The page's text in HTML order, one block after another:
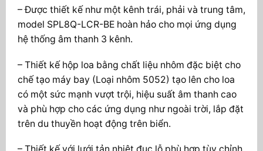
– Được thiết kế như một kênh trái, phải và trung tâm,
model SPL8Q-LCR-BE hoàn hảo cho mọi ứng dụng
hệ thống âm thanh 3 kênh.
– Thiết kế hộp loa bằng chất liệu nhôm đặc biệt cho
chế tạo máy bay (Loại nhôm 5052) tạo lên cho loa
có một sức mạnh vượt trội, hiệu suất âm thanh cao
và phù hợp cho các ứng dụng như ngoài trời, lắp đặt
trên du thuyền hoạt động trên biển.